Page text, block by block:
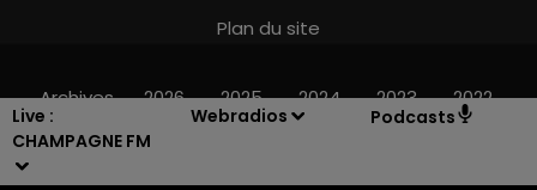
Live :
CHAMPAGNE FM
Webradios Podcasts
10h00 - 14h00Plan du site
Archives 2026 2025 2024 2023 2022